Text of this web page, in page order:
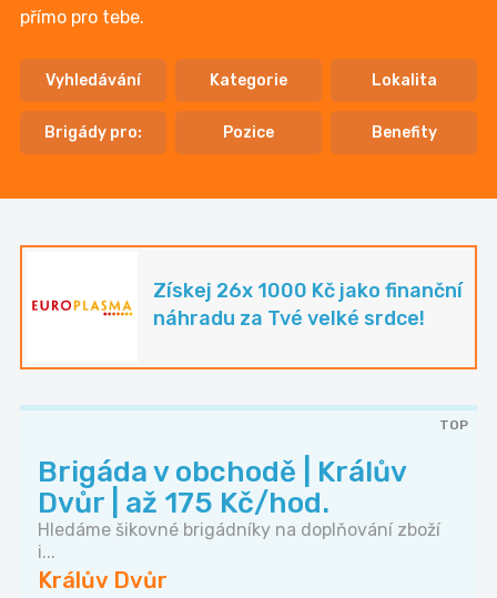
přímo pro tebe.
Vyhledávání Kategorie Lokalita
Brigády pro: Pozice Benefity
Získej 26x 1000 Kč jako finanční
náhradu za Tvé velké srdce!
TOP
Brigáda v obchodě | Králův
Dvůr | až 175 Kč/hod.
Hledáme šikovné brigádníky na doplňování zboží
i...
Králův Dvůr